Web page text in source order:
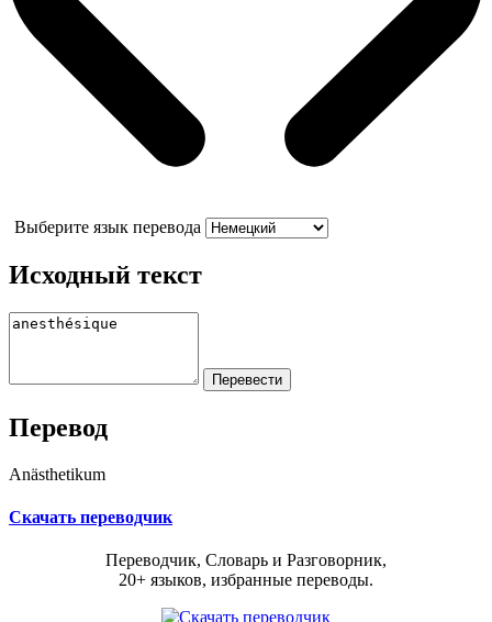
Выберите язык перевода
Исходный текст
Перевод
Anästhetikum
Скачать переводчик
Переводчик, Словарь и Разговорник,
20+ языков, избранные переводы.